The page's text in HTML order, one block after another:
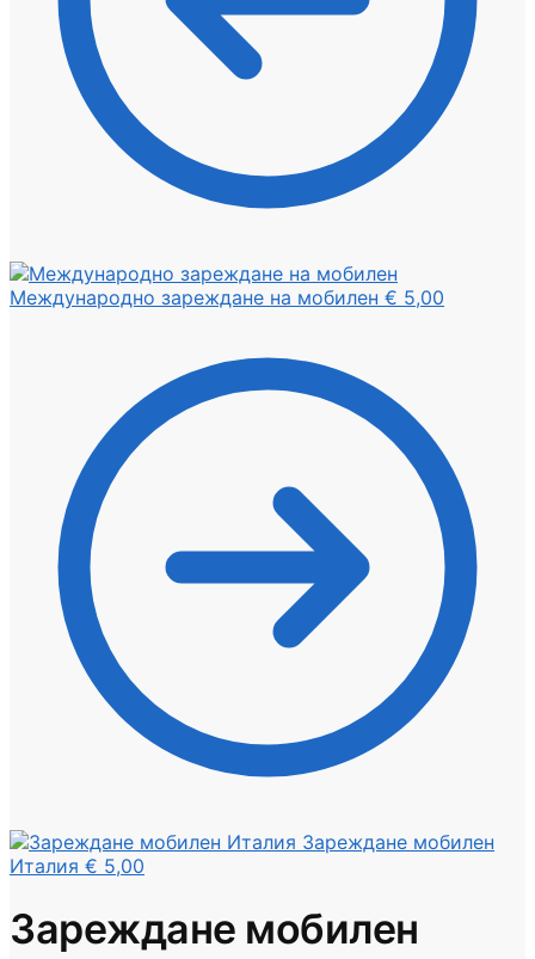
Международно зареждане на мобилен € 5,00
Зареждане мобилен
Италия € 5,00
Зареждане мобилен